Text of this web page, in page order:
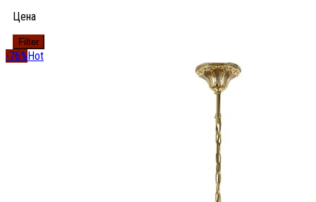
Цена
Filter
-76% Hot